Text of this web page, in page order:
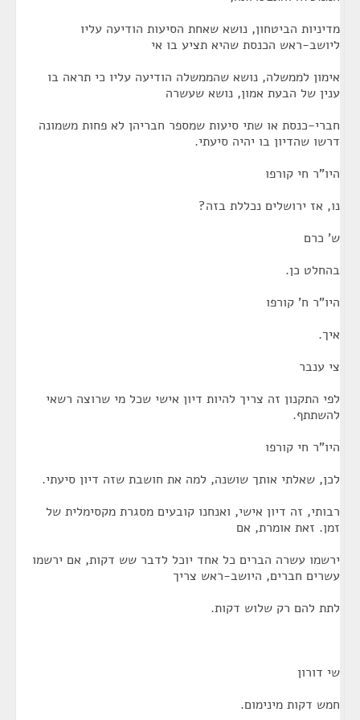
מדיניות הביטחון, נושא שאחת הסיעות הודיעה עליו
ליושב-ראש הכנסת שהיא תציע בו אי
אימון לממשלה, נושא שהממשלה הודיעה עליו כי תראה בו
ענין של הבעת אמון, נושא שעשרה
חברי-כנסת או שתי סיעות שמספר חבריהן לא פחות משמונה
דרשו שהדיון בו יהיה סיעתי.
היו"ר חי קורפו
נו, אז ירושלים נכללת בזה?
ש' כרם
בהחלט כן.
היו"ר ח' קורפו
איך.
צי ענבר
לפי התקנון זה צריך להיות דיון אישי שכל מי שרוצה רשאי
להשתתף.
היו"ר חי קורפו
לכן, שאלתי אותך שושנה, למה את חושבת שזה דיון סיעתי.
רבותי, זה דיון אישי, ואנחנו קובעים מסגרת מקסימלית של
זמן. זאת אומרת, אם
ירשמו עשרה הברים כל אחד יוכל לדבר שש דקות, אם ירשמו
עשרים חברים, היושב-ראש צריך
לתת להם רק שלוש דקות.
שי דורון
חמש דקות מינימום.